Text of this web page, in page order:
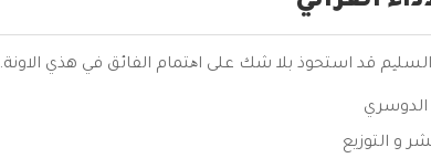
قد استحوذ بلا شك على اھتمام الفائق في هذي الاونة.
الدوسري
و التوزيع